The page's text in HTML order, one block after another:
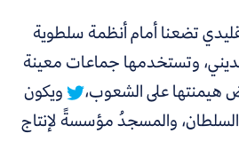
تضعنا أمام أنظمة سلطوية
وتستخدمها جماعات معينة
هيمنتها على الشعوب،
ويكون
والمسجدُ مؤسسةً لإنتاج